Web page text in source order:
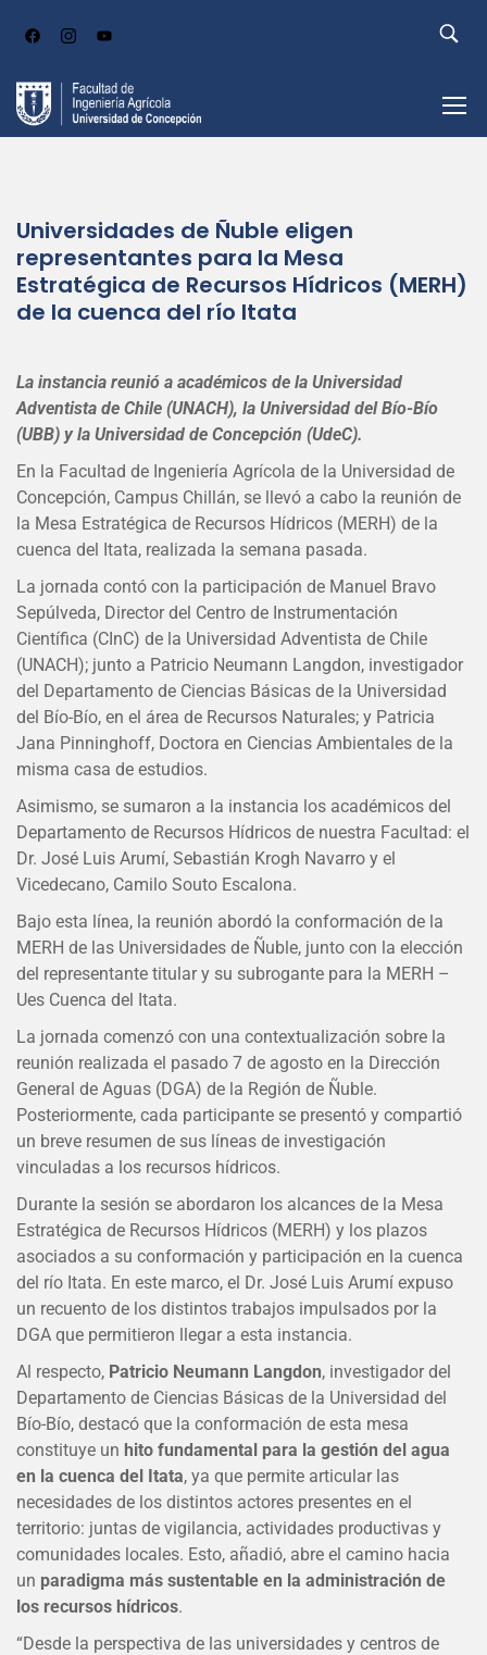
Universidades de Ñuble eligen
representantes para la Mesa
Estratégica de Recursos Hídricos (MERH)
de la cuenca del río Itata
La instancia reunió a académicos de la Universidad
Adventista de Chile (UNACH), la Universidad del Bío-Bío
(UBB) y la Universidad de Concepción (UdeC).
En la Facultad de Ingeniería Agrícola de la Universidad de
Concepción, Campus Chillán, se llevó a cabo la reunión de
la Mesa Estratégica de Recursos Hídricos (MERH) de la
cuenca del Itata, realizada la semana pasada.
La jornada contó con la participación de Manuel Bravo
Sepúlveda, Director del Centro de Instrumentación
Científica (CInC) de la Universidad Adventista de Chile
(UNACH); junto a Patricio Neumann Langdon, investigador
del Departamento de Ciencias Básicas de la Universidad
del Bío-Bío, en el área de Recursos Naturales; y Patricia
Jana Pinninghoff, Doctora en Ciencias Ambientales de la
misma casa de estudios.
Asimismo, se sumaron a la instancia los académicos del
Departamento de Recursos Hídricos de nuestra Facultad: el
Dr. José Luis Arumí, Sebastián Krogh Navarro y el
Vicedecano, Camilo Souto Escalona.
Bajo esta línea, la reunión abordó la conformación de la
MERH de las Universidades de Ñuble, junto con la elección
del representante titular y su subrogante para la MERH –
Ues Cuenca del Itata.
La jornada comenzó con una contextualización sobre la
reunión realizada el pasado 7 de agosto en la Dirección
General de Aguas (DGA) de la Región de Ñuble.
Posteriormente, cada participante se presentó y compartió
un breve resumen de sus líneas de investigación
vinculadas a los recursos hídricos.
Durante la sesión se abordaron los alcances de la Mesa
Estratégica de Recursos Hídricos (MERH) y los plazos
asociados a su conformación y participación en la cuenca
del río Itata. En este marco, el Dr. José Luis Arumí expuso
un recuento de los distintos trabajos impulsados por la
DGA que permitieron llegar a esta instancia.
Al respecto, Patricio Neumann Langdon, investigador del
Departamento de Ciencias Básicas de la Universidad del
Bío-Bío, destacó que la conformación de esta mesa
constituye un hito fundamental para la gestión del agua
en la cuenca del Itata, ya que permite articular las
necesidades de los distintos actores presentes en el
territorio: juntas de vigilancia, actividades productivas y
comunidades locales. Esto, añadió, abre el camino hacia
un paradigma más sustentable en la administración de
los recursos hídricos.
“Desde la perspectiva de las universidades y centros de